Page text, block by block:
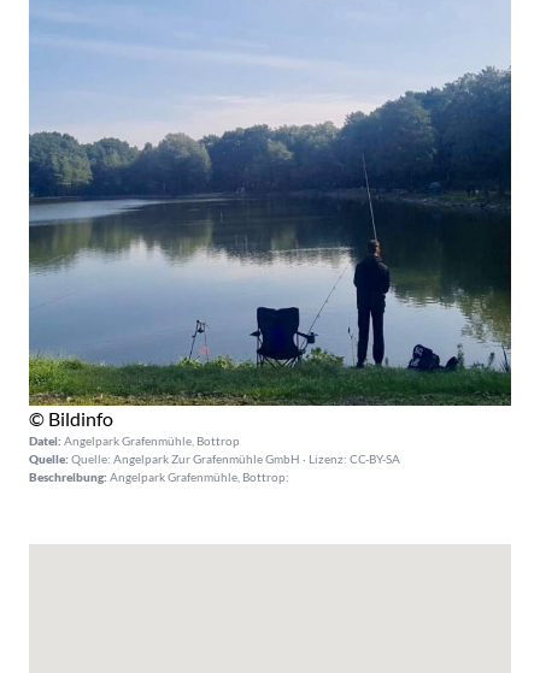
© Bildinfo
Datei: Angelpark Grafenmühle, Bottrop
Quelle: Quelle: Angelpark Zur Grafenmühle GmbH · Lizenz: CC-BY-SA
Beschreibung: Angelpark Grafenmühle, Bottrop: